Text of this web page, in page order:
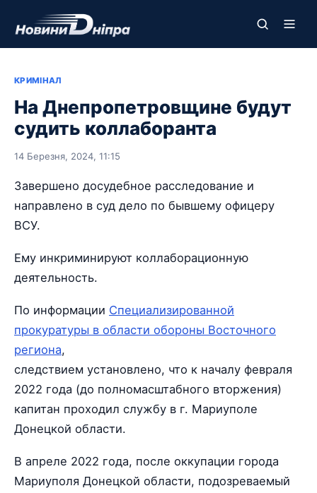
КРИМІНАЛ
На Днепропетровщине будут
судить коллаборанта
14 Березня, 2024, 11:15
Завершено досудебное расследование и
направлено в суд дело по бывшему офицеру
ВСУ.
Ему инкриминируют коллаборационную
деятельность.
По информации Специализированной
прокуратуры в области обороны Восточного
региона,
следствием установлено, что к началу февраля
2022 года (до полномасштабного вторжения)
капитан проходил службу в г. Мариуполе
Донецкой области.
В апреле 2022 года, после оккупации города
Мариуполя Донецкой области, подозреваемый